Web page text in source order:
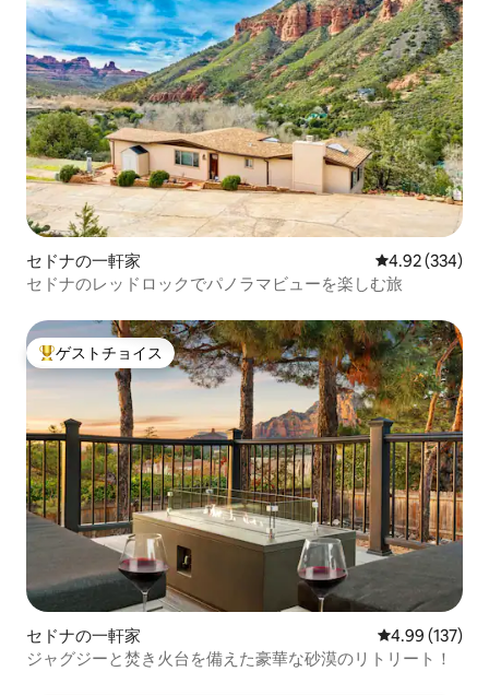
セドナの一軒家 レビュー334
4.92 (334)
セドナのレッドロックでパノラマビューを楽しむ旅
大好評のゲストチョイスです。
ゲストチョイス
セドナの一軒家 レビュー137
4.99 (137)
ジャグジーと焚き火台を備えた豪華な砂漠のリトリート！